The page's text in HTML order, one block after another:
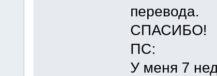
перевода.
СПАСИБО!
ПС:
У меня 7